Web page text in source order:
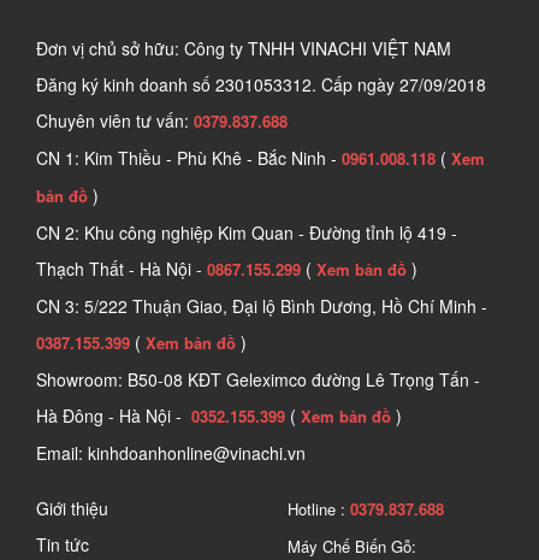
Đơn vị chủ sở hữu: Công ty TNHH VINACHI VIỆT NAM
Đăng ký kinh doanh số 2301053312. Cấp ngày 27/09/2018
Chuyên viên tư vấn: 0379.837.688
CN 1: Kim Thiều - Phù Khê - Bắc Ninh - 0961.008.118 ( Xem
bản đồ )
CN 2: Khu công nghiệp Kim Quan - Đường tỉnh lộ 419 -
Thạch Thất - Hà Nội - 0867.155.299 ( Xem bản đồ )
CN 3: 5/222 Thuận Giao, Đại lộ Bình Dương, Hồ Chí Minh -
0387.155.399 ( Xem bản đồ )
Showroom: B50-08 KĐT Geleximco đường Lê Trọng Tấn -
Hà Đông - Hà Nội - 0352.155.399 ( Xem bản đồ )
Email: kinhdoanhonline@vinachi.vn
Giới thiệu
Tin tức
Hotline : 0379.837.688
Máy Chế Biến Gỗ: